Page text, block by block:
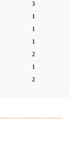
3
1
1
1
2
1
2